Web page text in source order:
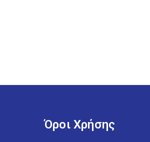
Όροι Χρήσης